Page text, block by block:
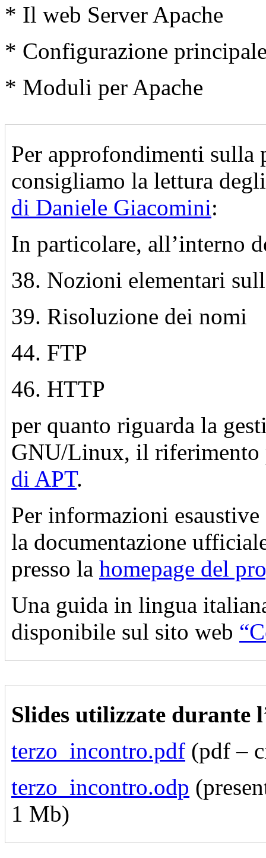
* Il web Server Apache
* Configurazione
* Moduli per Apache
Per approfondimenti sulla
consigliamo la lettura
di Daniele Giacomini:
In particolare, all’interno
38. Nozioni elementari
39. Risoluzione dei nomi
44. FTP
46. HTTP
per quanto riguarda la
GNU/Linux, il riferimento
di APT.
Per informazioni
la documentazione
presso la homepage del
Una guida in lingua
disponibile sul sito web
Slides utilizzate durante
terzo_incontro.pdf (pdf –
terzo_incontro.odp
1 Mb)